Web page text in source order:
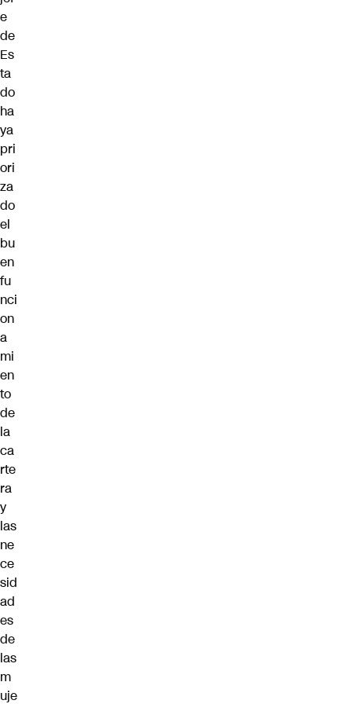
e
de
Es
ta
do
ha
ya
pri
ori
za
do
el
bu
en
fu
nci
on
a
mi
en
to
de
la
ca
rte
ra
y
las
ne
ce
sid
ad
es
de
las
m
uje